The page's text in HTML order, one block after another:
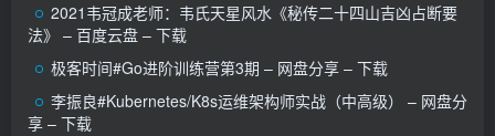
2021韦冠成老师：韦氏天星风水《秘传二十四山吉凶占断要
法》 – 百度云盘 – 下载
极客时间#Go进阶训练营第3期 – 网盘分享 – 下载
李振良#Kubernetes/K8s运维架构师实战（中高级） – 网盘分
享 – 下载